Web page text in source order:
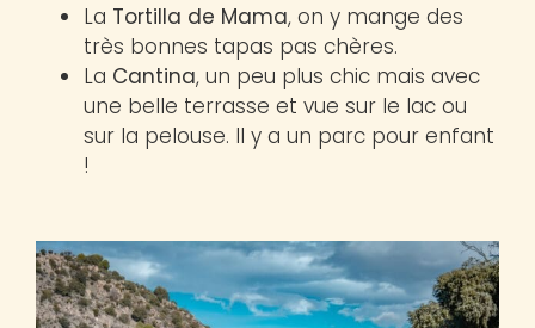
La Tortilla de Mama, on y mange des
très bonnes tapas pas chères.
La Cantina, un peu plus chic mais avec
une belle terrasse et vue sur le lac ou
sur la pelouse. Il y a un parc pour enfant
!